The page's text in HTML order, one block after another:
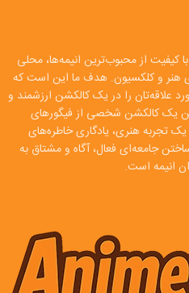
کیفیت از محبوب‌ترین انیمه‌ها، محلی
هنر و کلکسیون. هدف ما این است که
علاقه‌تان را در یک کالکشن ارزشمند و
یک کالکشن شخصی از فیگورهای
تجربه هنری، یادگاری خاطره‌های
جامعه‌ای فعال، آگاه و مشتاق به
انیمه است.